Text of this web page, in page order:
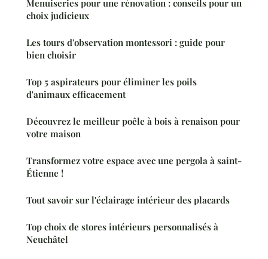
Menuiseries pour une rénovation : conseils pour un
choix judicieux
Les tours d'observation montessori : guide pour
bien choisir
Top 5 aspirateurs pour éliminer les poils
d'animaux efficacement
Découvrez le meilleur poêle à bois à renaison pour
votre maison
Transformez votre espace avec une pergola à saint-
Étienne !
Tout savoir sur l'éclairage intérieur des placards
Top choix de stores intérieurs personnalisés à
Neuchâtel